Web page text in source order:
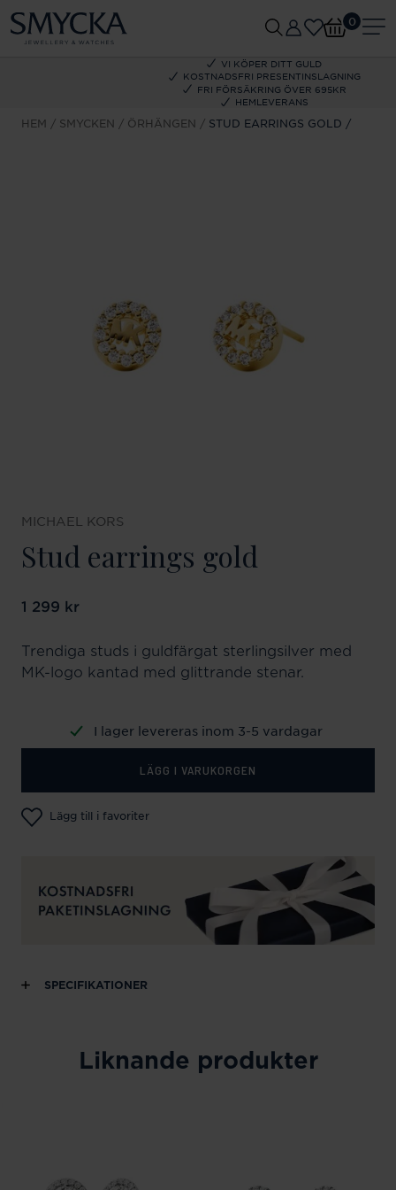
VI KÖPER DITT GULD
KOSTNADSFRI PRESENTINSLAGNING
FRI FÖRSÄKRING ÖVER 695KR
HEMLEVERANS
0
HEM SMYCKEN ÖRHÄNGEN STUD EARRINGS GOLD
MICHAEL KORS
Stud earrings gold
Pris:1 299 kr
1 299 kr
Trendiga studs i guldfärgat sterlingsilver med
MK-logo kantad med glittrande stenar.
I lager levereras inom 3-5 vardagar
LÄGG I VARUKORGEN
Lägg till i favoriter
SPECIFIKATIONER
Liknande produkter